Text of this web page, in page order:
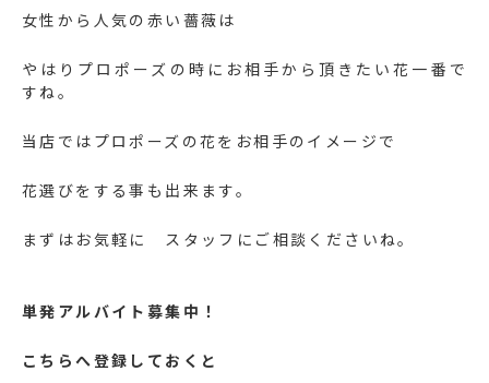
女性から人気の赤い薔薇は
やはりプロポーズの時にお相手から頂きたい花一番で
すね。
当店ではプロポーズの花をお相手のイメージで
花選びをする事も出来ます。
まずはお気軽に スタッフにご相談くださいね。
単発アルバイト募集中！
こちらへ登録しておくと